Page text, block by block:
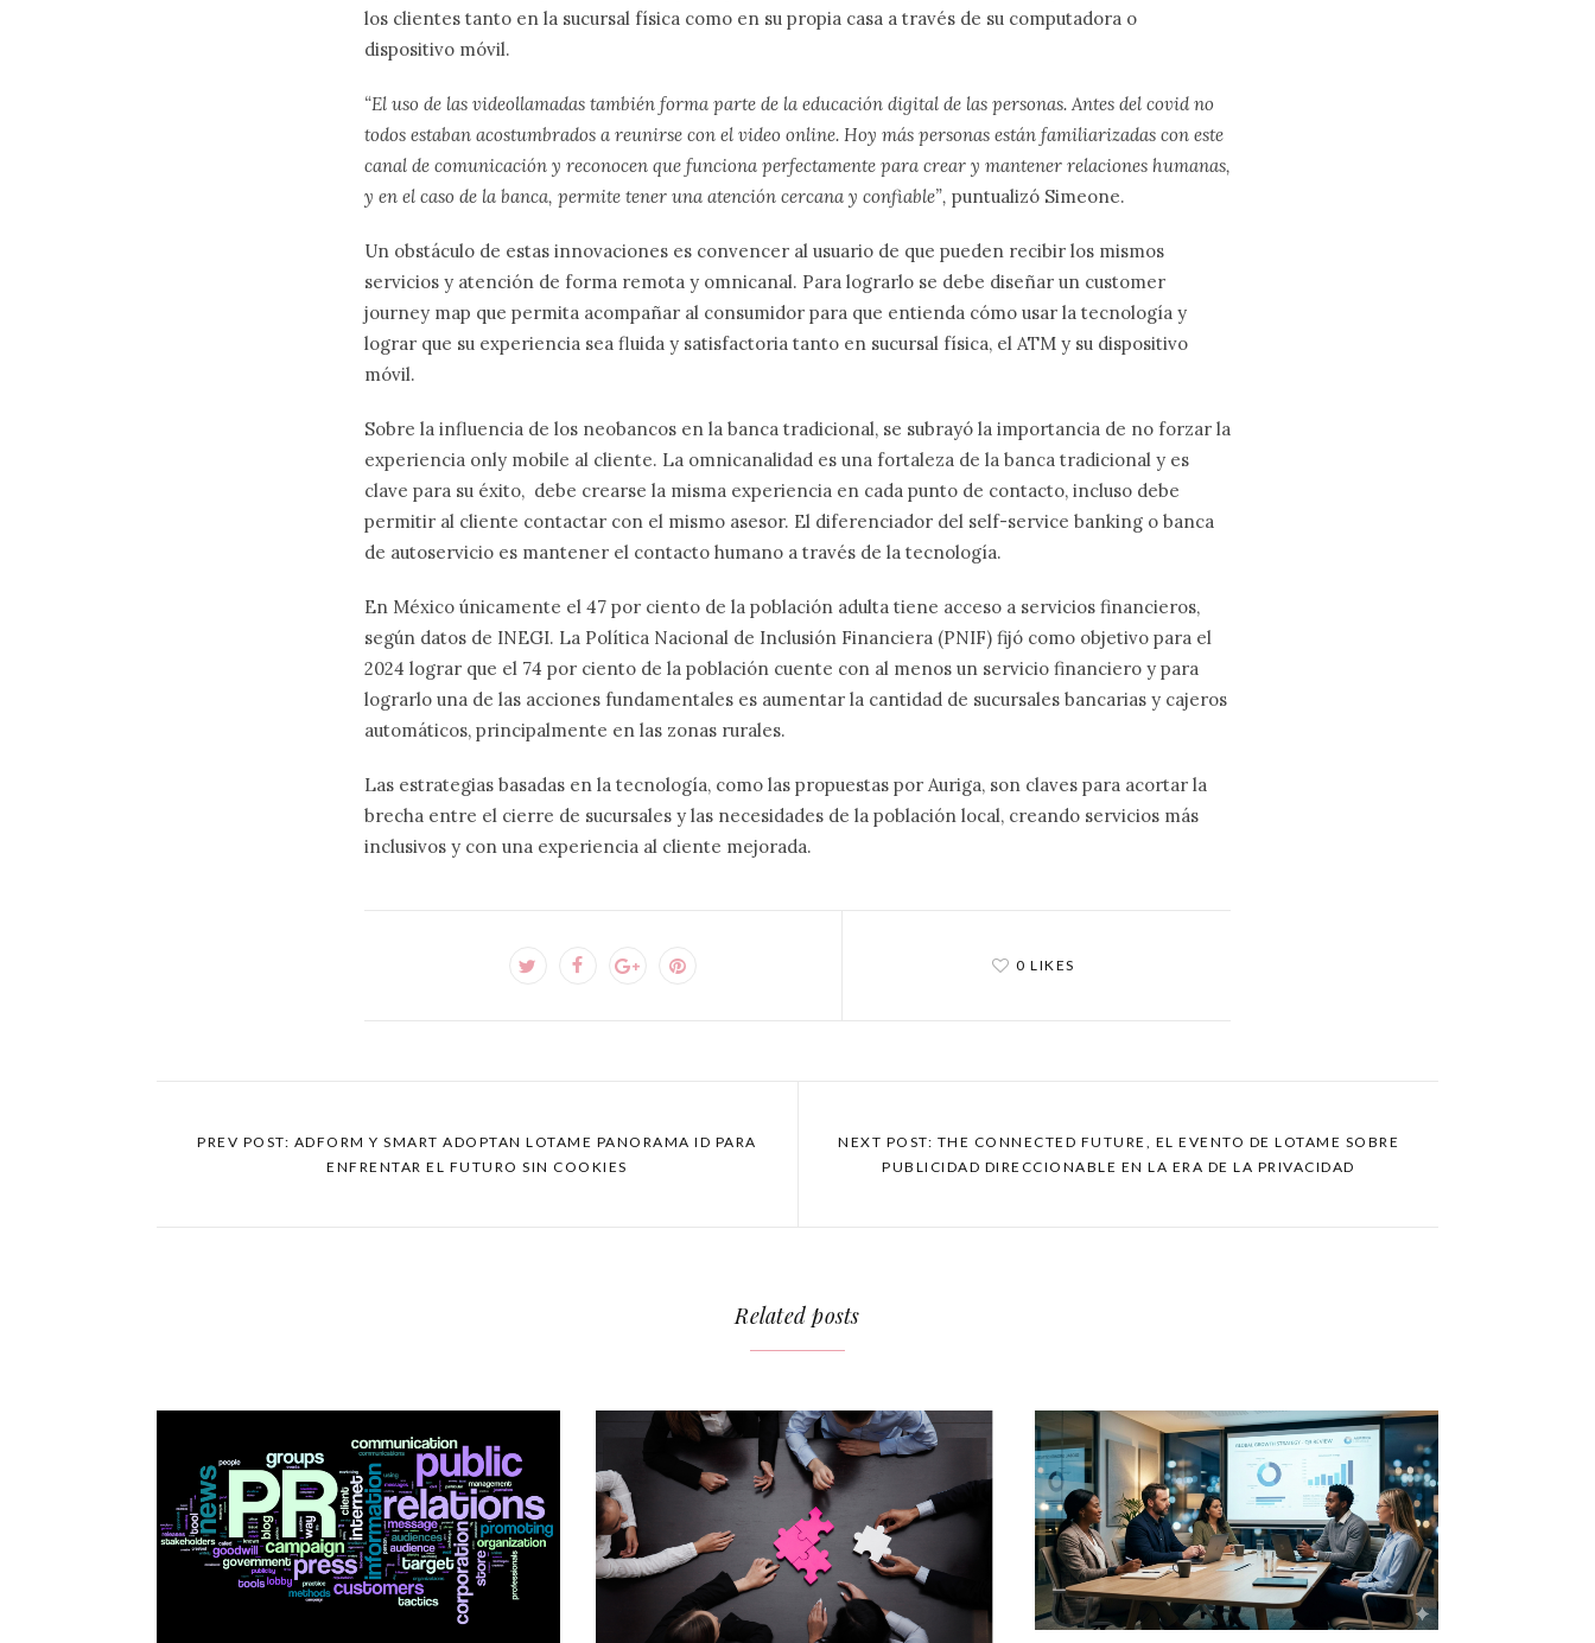
los clientes tanto en la sucursal física como en su propia casa a través de su computadora o
dispositivo móvil.
“El uso de las videollamadas también forma parte de la educación digital de las personas. Antes del covid no
todos estaban acostumbrados a reunirse con el video online. Hoy más personas están familiarizadas con este
canal de comunicación y reconocen que funciona perfectamente para crear y mantener relaciones humanas,
y en el caso de la banca, permite tener una atención cercana y confiable”, puntualizó Simeone.
Un obstáculo de estas innovaciones es convencer al usuario de que pueden recibir los mismos
servicios y atención de forma remota y omnicanal. Para lograrlo se debe diseñar un customer
journey map que permita acompañar al consumidor para que entienda cómo usar la tecnología y
lograr que su experiencia sea fluida y satisfactoria tanto en sucursal física, el ATM y su dispositivo
móvil.
Sobre la influencia de los neobancos en la banca tradicional, se subrayó la importancia de no forzar la
experiencia only mobile al cliente. La omnicanalidad es una fortaleza de la banca tradicional y es
clave para su éxito, debe crearse la misma experiencia en cada punto de contacto, incluso debe
permitir al cliente contactar con el mismo asesor. El diferenciador del self-service banking o banca
de autoservicio es mantener el contacto humano a través de la tecnología.
En México únicamente el 47 por ciento de la población adulta tiene acceso a servicios financieros,
según datos de INEGI. La Política Nacional de Inclusión Financiera (PNIF) fijó como objetivo para el
2024 lograr que el 74 por ciento de la población cuente con al menos un servicio financiero y para
lograrlo una de las acciones fundamentales es aumentar la cantidad de sucursales bancarias y cajeros
automáticos, principalmente en las zonas rurales.
Las estrategias basadas en la tecnología, como las propuestas por Auriga, son claves para acortar la
brecha entre el cierre de sucursales y las necesidades de la población local, creando servicios más
inclusivos y con una experiencia al cliente mejorada.
0 LIKES
PREV POST: ADFORM Y SMART ADOPTAN LOTAME PANORAMA ID PARA
ENFRENTAR EL FUTURO SIN COOKIES
NEXT POST: THE CONNECTED FUTURE, EL EVENTO DE LOTAME SOBRE
PUBLICIDAD DIRECCIONABLE EN LA ERA DE LA PRIVACIDAD
Related posts